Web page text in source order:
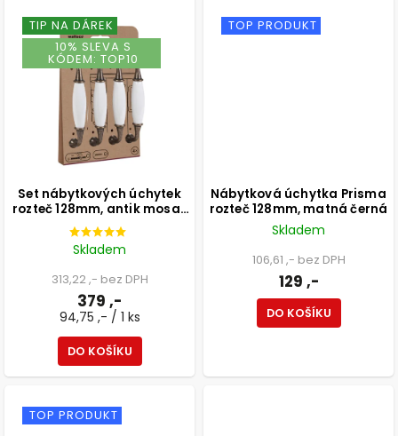
TIP NA DÁREK
10% SLEVA S
KÓDEM: TOP10
Set nábytkových úchytek
rozteč 128mm, antik mosaz
a bílý porcelán, 4 ks
Skladem
313,22 ,- bez DPH
379 ,-
94,75 ,- / 1 ks
DO KOŠÍKU
TOP PRODUKT
Nábytková úchytka Prisma
rozteč 128mm, matná černá
Skladem
106,61 ,- bez DPH
129 ,-
DO KOŠÍKU
TOP PRODUKT